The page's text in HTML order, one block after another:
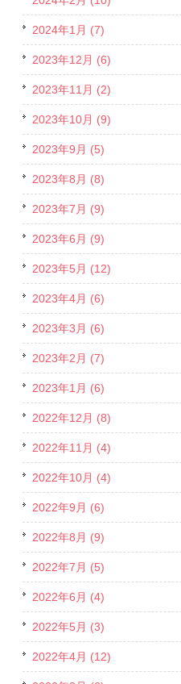
2024年1月 (7)
2023年12月 (6)
2023年11月 (2)
2023年10月 (9)
2023年9月 (5)
2023年8月 (8)
2023年7月 (9)
2023年6月 (9)
2023年5月 (12)
2023年4月 (6)
2023年3月 (6)
2023年2月 (7)
2023年1月 (6)
2022年12月 (8)
2022年11月 (4)
2022年10月 (4)
2022年9月 (6)
2022年8月 (9)
2022年7月 (5)
2022年6月 (4)
2022年5月 (3)
2022年4月 (12)